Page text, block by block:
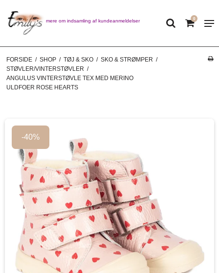
Læs mere om indsamling af kundeanmeldelser 0
FORSIDE / SHOP / TØJ & SKO / SKO & STRØMPER /
STØVLER/VINTERSTØVLER /
ANGULUS VINTERSTØVLE TEX MED MERINO
ULDFOER ROSE HEARTS
-40%